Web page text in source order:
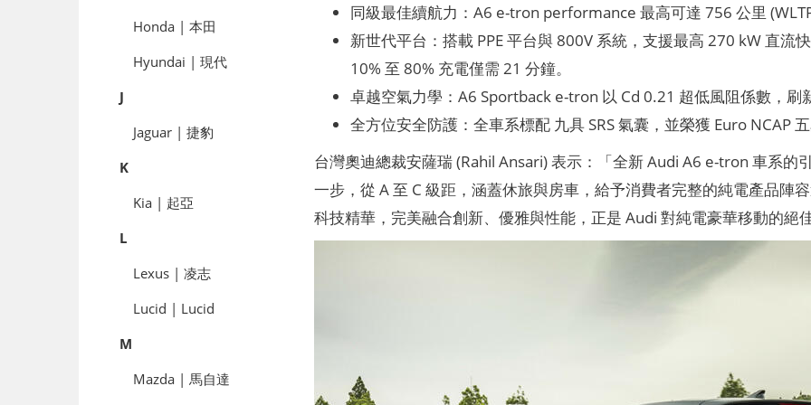
Honda | 本田
Hyundai | 現代
J
Jaguar | 捷豹
K
Kia | 起亞
L
Lexus | 凌志
Lucid | Lucid
M
Mazda | 馬自達
同級最佳續航力：A6 e-tron performance 最高可達 756 公里
新世代平台：搭載 PPE 平台與 800V 系統，支援最高 270 kW 直流
10% 至 80% 充電僅需 21 分鐘。
卓越空氣力學：A6 Sportback e-tron 以 Cd 0.21 超低風阻係數，刷
全方位安全防護：全車系標配 九具 SRS 氣囊，並榮獲 Euro NCAP
台灣奧迪總裁安薩瑞 (Rahil Ansari) 表示：「全新 Audi A6 e-tron 車系的
一步，從 A 至 C 級距，涵蓋休旅與房車，給予消費者完整的純電產品陣
科技精華，完美融合創新、優雅與性能，正是 Audi 對純電豪華移動的絕